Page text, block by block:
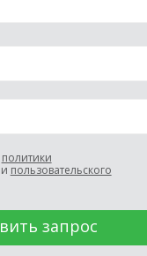
политики
и пользовательского